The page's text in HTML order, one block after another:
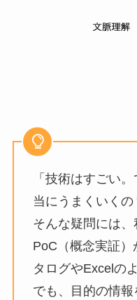
「技術はすごい
当にうまくいくの
そんな疑問には
PoC（概念実証
タログやExcelの
でも、目的の情報